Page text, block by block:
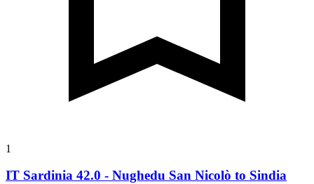
1
IT Sardinia 42.0 - Nughedu San Nicolò to Sindia